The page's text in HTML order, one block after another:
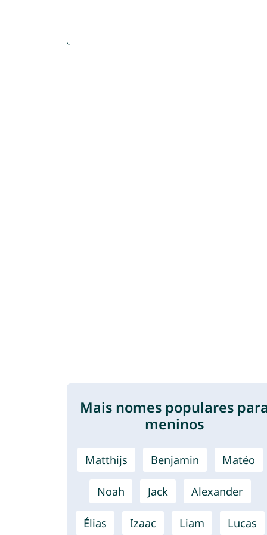
Mais nomes populares
meninos
Matthijs Benjamin Matéo
Noah Jack Alexander
Élias Izaac Liam Lucas